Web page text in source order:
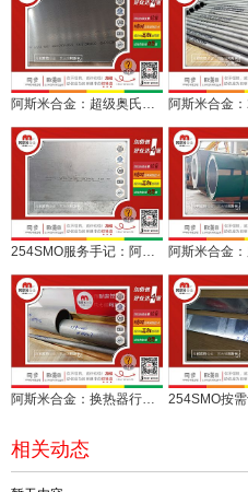
254SMO服务手记：阿斯米合金快速服务船舶维修项目
阿斯米合金：换热器行业配套用254SMO无缝管多规格供应
相关动态